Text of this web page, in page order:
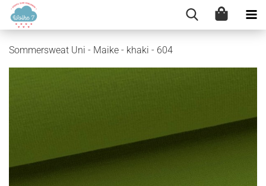
Sommersweat Uni - Maike - khaki - 604